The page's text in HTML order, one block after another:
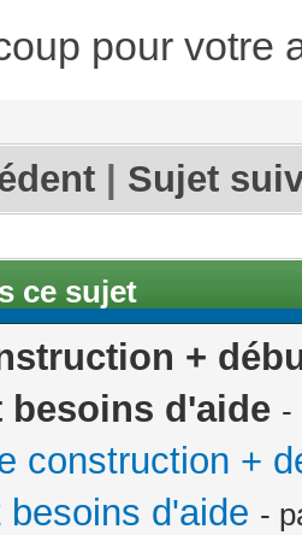
pour votre
Sujet
ce sujet
+
besoins d'aide -
construction +
d'aide -